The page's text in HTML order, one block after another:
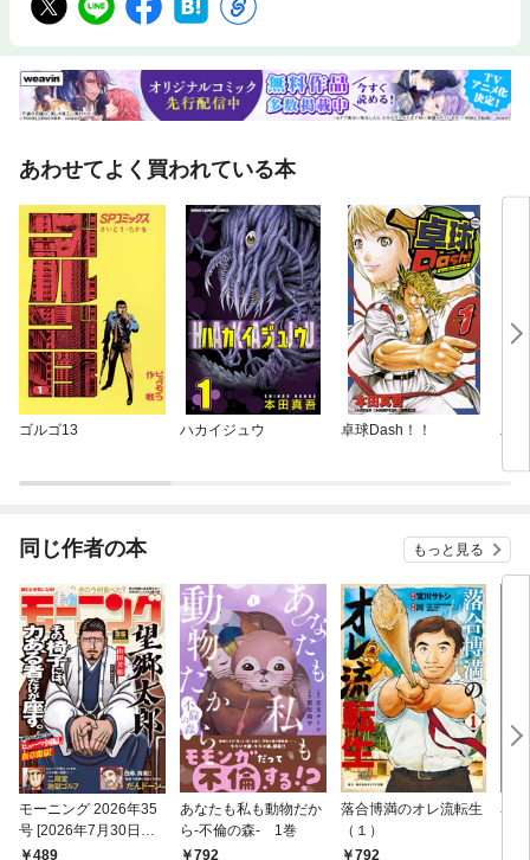
あわせてよく買われている本
ゴルゴ13 ハカイジュウ 卓球Dash！！ バ
同じ作者の本 もっと見る
モーニング 2026年35
号 [2026年7月30日発
売]489
あなたも私も動物だか
ら-不倫の森- 1巻
792
落合博満のオレ流転生
（１）
792
名